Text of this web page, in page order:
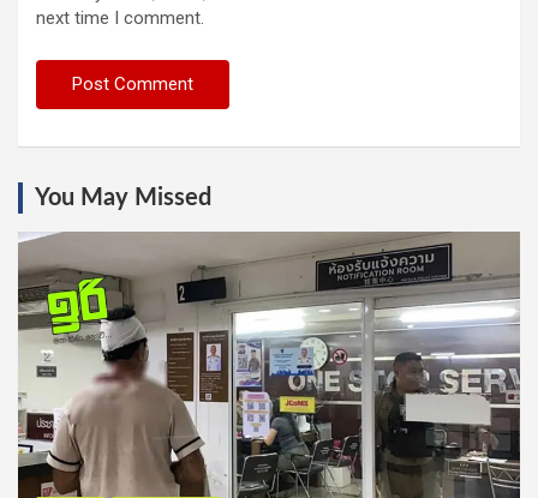
next time I comment.
You May Missed